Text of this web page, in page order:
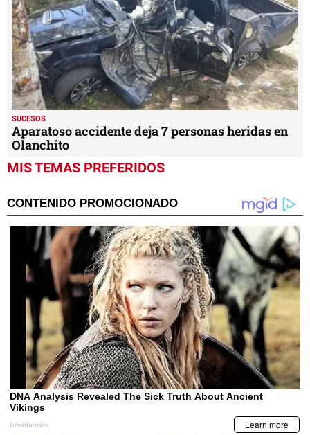
SUCESOS
Aparatoso accidente deja 7 personas heridas en
Olanchito
MIS TEMAS PREFERIDOS